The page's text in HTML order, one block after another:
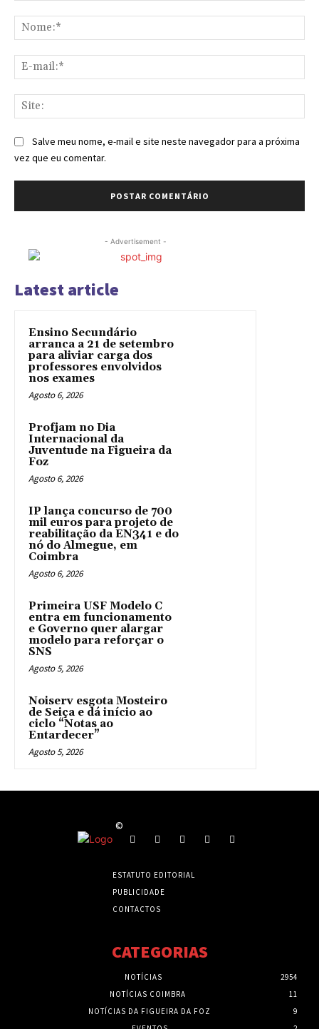
Salve meu nome, e-mail e site neste navegador para a próxima
vez que eu comentar.
- Advertisement -
Latest article
Ensino Secundário
arranca a 21 de setembro
para aliviar carga dos
professores envolvidos
nos exames
Agosto 6, 2026
Profjam no Dia
Internacional da
Juventude na Figueira da
Foz
Agosto 6, 2026
IP lança concurso de 700
mil euros para projeto de
reabilitação da EN341 e do
nó do Almegue, em
Coimbra
Agosto 6, 2026
Primeira USF Modelo C
entra em funcionamento
e Governo quer alargar
modelo para reforçar o
SNS
Agosto 5, 2026
Noiserv esgota Mosteiro
de Seiça e dá início ao
ciclo “Notas ao
Entardecer”
Agosto 5, 2026
©
ESTATUTO EDITORIAL
PUBLICIDADE
CONTACTOS
CATEGORIAS
NOTÍCIAS
2954
NOTÍCIAS COIMBRA
11
NOTÍCIAS DA FIGUEIRA DA FOZ
9